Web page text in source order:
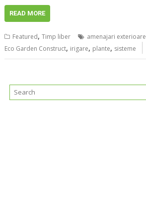
READ MORE
Featured,Timp liber amenajari exterioare
Eco Garden Construct, irigare, plante, sisteme